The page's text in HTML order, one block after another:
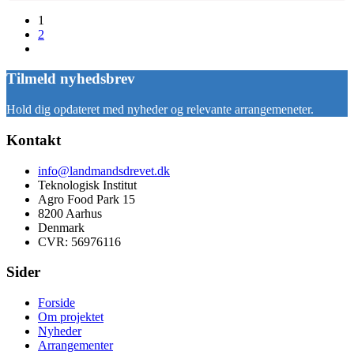
1
2
Tilmeld nyhedsbrev
Hold dig opdateret med nyheder og relevante arrangemeneter.
Kontakt
info@landmandsdrevet.dk
Teknologisk Institut
Agro Food Park 15
8200 Aarhus
Denmark
CVR: 56976116
Sider
Forside
Om projektet
Nyheder
Arrangementer